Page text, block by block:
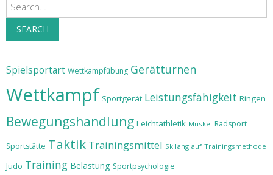
Search
SEARCH
Spielsportart Wettkampfübung Gerätturnen
Wettkampf Sportgerät Leistungsfähigkeit Ringen
Bewegungshandlung Leichtathletik Muskel Radsport
Sportstätte Taktik Trainingsmittel Skilanglauf Trainingsmethode
Judo Training Belastung Sportpsychologie